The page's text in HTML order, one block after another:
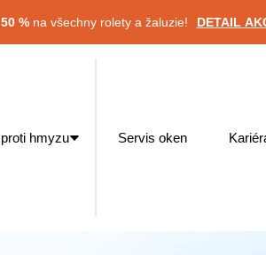
%na všechny rolety a žaluzie! DETAIL
hmyzu Servis oken